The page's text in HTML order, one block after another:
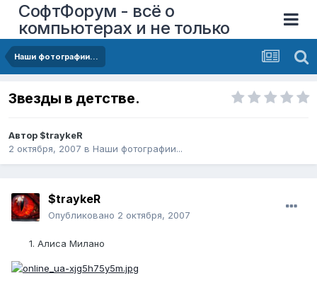
СофтФорум - всё о
компьютерах и не только
Наши фотографии...
Звезды в детстве.
Автор $traykeR
2 октября, 2007 в Наши фотографии...
$traykeR
Опубликовано 2 октября, 2007
1. Алиса Милано